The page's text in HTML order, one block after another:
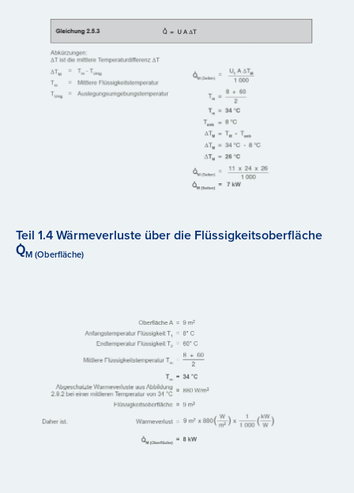
Teil 1.4 Wärmeverluste über die Flüssigkeitsoberfläche
Q̇M (Oberfläche)